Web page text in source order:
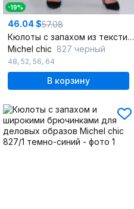
-19%
46.04 $57.08
Кюлоты с запахом из текстиля для делового образа
Michel chic 827 черный
48, 52, 56, 64
В корзину